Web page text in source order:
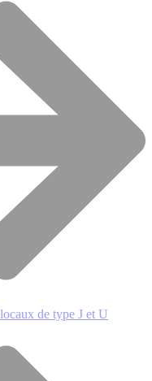
de type J et U